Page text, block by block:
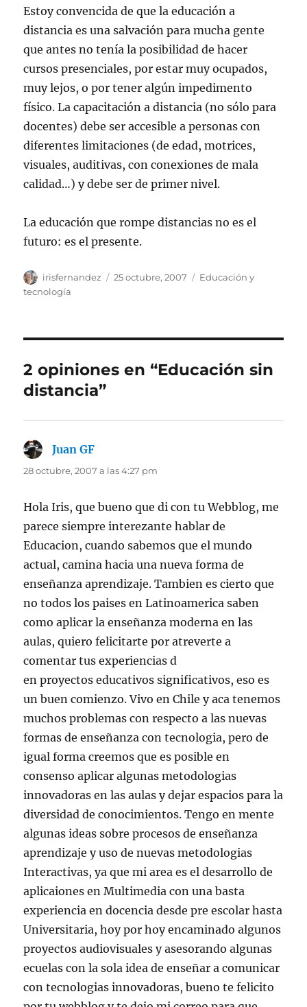
Estoy convencida de que la educación a
distancia es una salvación para mucha gente
que antes no tenía la posibilidad de hacer
cursos presenciales, por estar muy ocupados,
muy lejos, o por tener algún impedimento
físico. La capacitación a distancia (no sólo para
docentes) debe ser accesible a personas con
diferentes limitaciones (de edad, motrices,
visuales, auditivas, con conexiones de mala
calidad…) y debe ser de primer nivel.
La educación que rompe distancias no es el
futuro: es el presente.
Autor
irisfernandez
Publicado
25 octubre, 2007 Categorías
Educación y
tecnología
2 opiniones en “Educación sin
distancia”
Juan GF
28 octubre, 2007 a las 4:27 pm
Hola Iris, que bueno que di con tu Webblog, me
parece siempre interezante hablar de
Educacion, cuando sabemos que el mundo
actual, camina hacia una nueva forma de
enseñanza aprendizaje. Tambien es cierto que
no todos los paises en Latinoamerica saben
como aplicar la enseñanza moderna en las
aulas, quiero felicitarte por atreverte a
comentar tus experiencias d
en proyectos educativos significativos, eso es
un buen comienzo. Vivo en Chile y aca tenemos
muchos problemas con respecto a las nuevas
formas de enseñanza con tecnologia, pero de
igual forma creemos que es posible en
consenso aplicar algunas metodologias
innovadoras en las aulas y dejar espacios para la
diversidad de conocimientos. Tengo en mente
algunas ideas sobre procesos de enseñanza
aprendizaje y uso de nuevas metodologias
Interactivas, ya que mi area es el desarrollo de
aplicaiones en Multimedia con una basta
experiencia en docencia desde pre escolar hasta
Universitaria, hoy por hoy encaminado algunos
proyectos audiovisuales y asesorando algunas
ecuelas con la sola idea de enseñar a comunicar
con tecnologias innovadoras, bueno te felicito